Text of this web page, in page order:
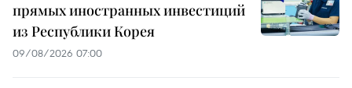
прямых иностранных инвестиций
из Республики Корея
09/08/2026 07:00